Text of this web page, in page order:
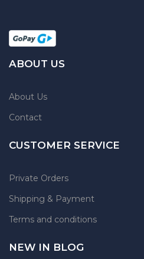
ABOUT US
About Us
Contact
CUSTOMER SERVICE
Private Orders
Shipping & Payment
Terms and conditions
NEW IN BLOG